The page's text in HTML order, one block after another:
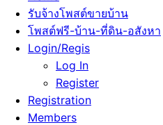
รับจ้างโพสต์ขายบ้าน
โพสต์ฟรี-บ้าน-ที่ดิน-อสังหา
Login/Regis
Log In
Register
Registration
Members